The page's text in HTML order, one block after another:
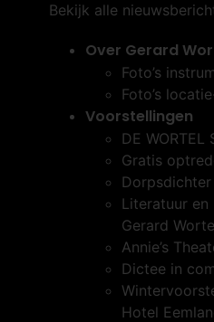
Bekijk alle
Over Gerard
Foto’s
Foto’s
Voorstellingen
DE WORTEL
Gratis
Literatuur en
Gerard
Annie’s
Dictee in
Hotel